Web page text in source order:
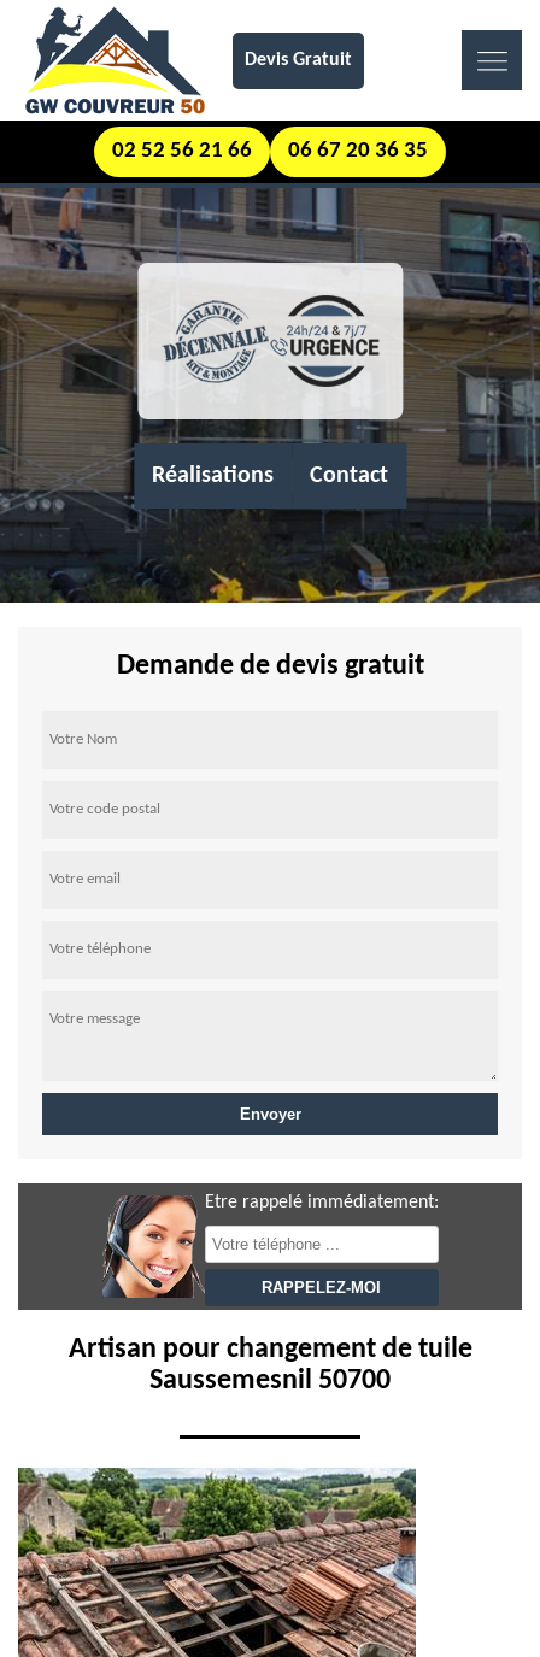
Devis Gratuit
02 52 56 21 66 06 67 20 36 35
Réalisations Contact
Demande de devis gratuit
Etre rappelé immédiatement:
Artisan pour changement de tuile
Saussemesnil 50700